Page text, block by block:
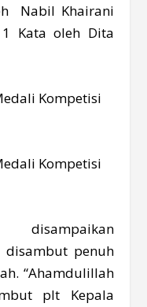
Nabil Khairani
Kata oleh Dita
disampaikan
disambut penuh
“Ahamdulillah
plt Kepala